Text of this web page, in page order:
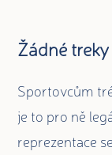
Žádné
Sportovcům
je to pro ně
reprezentace